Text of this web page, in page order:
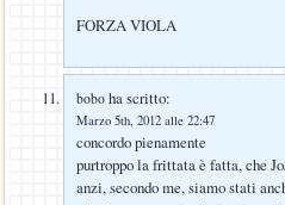
FORZA VIOLA
bobo ha scritto:
Marzo 5th, 2012 alle 22:47
concordo pienamente
purtroppo la frittata è fatta, che
anzi, secondo me, siamo stati